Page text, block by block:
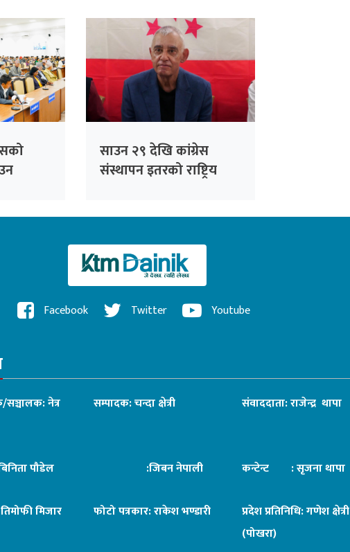
विश्लेषण गरिँदै
साउन २९ देखि कांग्रेस
संस्थापन इतरको राष्ट्रिय
Facebook Twitter Youtube
सञ्चालक: नेत्र
सम्पादक: चन्दा क्षेत्री संवाददाता: राजेन्द्र थापा
पौडेल :जिबन नेपाली कन्टेन्ट : सृजना थापा
मिजार
फोटो पत्रकार: राकेश भण्डारी
प्रदेश प्रतिनिधि: गणेश क्षेत्री
(पोखरा)